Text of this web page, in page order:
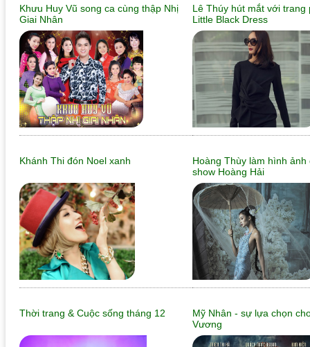
Khưu Huy Vũ song ca cùng thập Nhị
Giai Nhân
Lê Thúy hút mắt với trang
Little Black Dress
Khánh Thi đón Noel xanh
Hoàng Thùy làm hình ảnh
show Hoàng Hải
Thời trang & Cuộc sống tháng 12
Mỹ Nhân - sự lựa chọn
Vương